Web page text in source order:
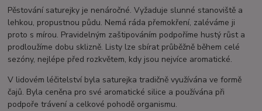
Pěstování saturejky je nenáročné. Vyžaduje slunné stanoviště a
lehkou, propustnou půdu. Nemá ráda přemokření, zaléváme ji
proto s mírou. Pravidelným zaštipováním podpoříme hustý růst a
prodloužíme dobu sklizně. Listy lze sbírat průběžně během celé
sezóny, nejlépe před rozkvětem, kdy jsou nejvíce aromatické.
V lidovém léčitelství byla saturejka tradičně využívána ve formě
čajů. Byla ceněna pro své aromatické silice a používána při
podpoře trávení a celkové pohodě organismu.